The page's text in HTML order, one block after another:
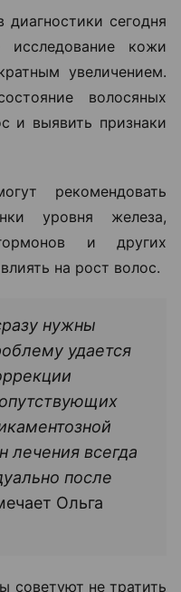
сегодня
кожи
увеличением.
волосяных
и выявить признаки
рекомендовать
уровня железа,
и других
на рост волос.
нужны
удается
лечения всегда
после
Ольга
советуют не тратить